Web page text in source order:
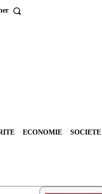
ECONOMIE SOCIETE